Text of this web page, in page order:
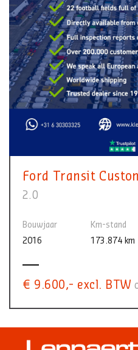
Ford Transit
2.0
Bouwjaar
2016
Km-stand
173.874 km
€ 9.600,- excl. BTW